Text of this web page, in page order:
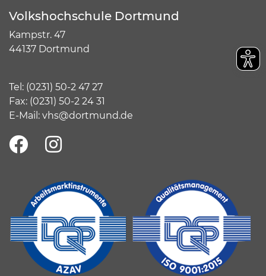
Volkshochschule Dortmund
Kampstr. 47
44137 Dortmund
Tel: (0231) 50-2 47 27
Fax: (0231) 50-2 24 31
E-Mail: vhs@dortmund.de